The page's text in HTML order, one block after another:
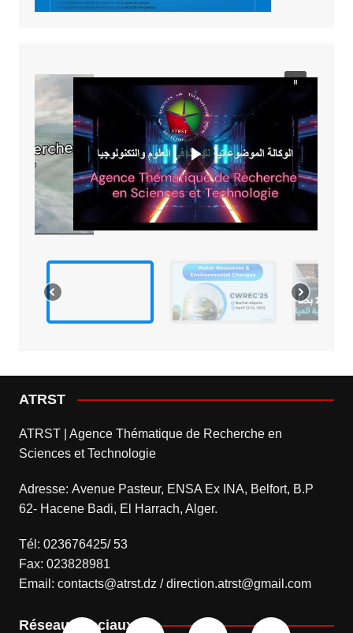
ATRST
ATRST | Agence Thématique de Recherche en
Sciences et Technologie
Adresse: Avenue Pasteur, ENSA Ex INA, Belfort, B.P
62- Hacene Badi, El Harrach, Alger.
Tél: 023676425/ 53
Fax: 023828981
Email: contacts@atrst.dz / direction.atrst@gmail.com
Réseaux sociaux